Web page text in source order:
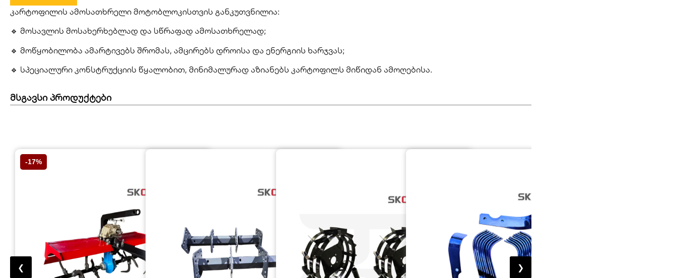
კარტოფილის ამოსათხრელი მოტობლოკისთვის განკუთვნილია:
🔹 მოსავლის მოსახერხებლად და სწრაფად ამოსათხრელად;
🔹 მოწყობილობა ამარტივებს შრომას, ამცირებს დროისა და ენერგიის ხარჯვას;
🔹 სპეციალური კონსტრუქციის წყალობით, მინიმალურად აზიანებს კარტოფილს მიწიდან ამოღებისა.
მსგავსი პროდუქტები
-17%
❮ ❯